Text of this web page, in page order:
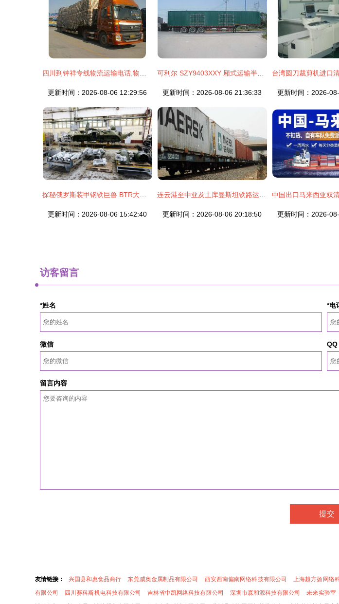
更新时间：2026-08-06 12:29:56 更新时间：2026-08-06 21:36:33 更新时间：2026-
更新时间：2026-08-06 15:42:40 更新时间：2026-08-06 20:18:50 更新时间：2026-
访客留言
*姓名 *电
微信 QQ
留言内容
友情链接： 兴国县和惠食品商行 东莞威奥金属制品有限公司 西安西南偏南网络科技有限公司 上海越方扬网络
有限公司
四川赛科斯机电科技有限公司 吉林省中凯网络科技有限公司 深圳市森和源科技有限公司 未来实验室